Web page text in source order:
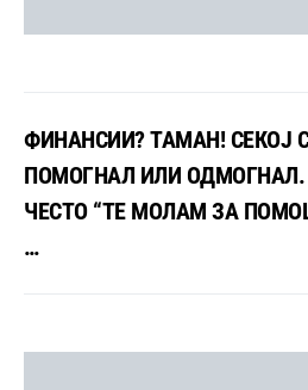
ФИНАНСИИ? ТАМАН! СЕКОЈ
ПОМОГНАЛ ИЛИ ОДМОГНАЛ.
ЧЕСТО “ТЕ МОЛАМ ЗА
…